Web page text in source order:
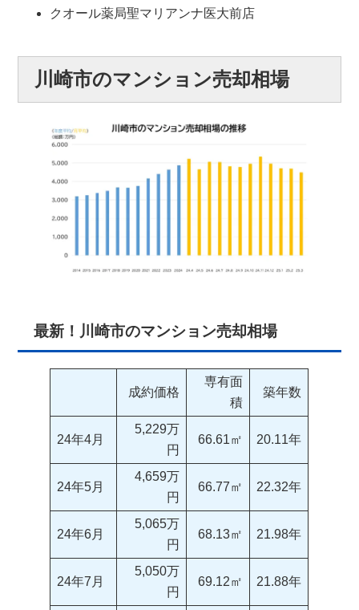
クオール薬局聖マリアンナ医大前店
川崎市のマンション売却相場
最新！川崎市のマンション売却相場
成約価格
専有面
積
築年数
24年4月
5,229万
円
66.61㎡ 20.11年
24年5月
4,659万
円
66.77㎡ 22.32年
24年6月
5,065万
円
68.13㎡ 21.98年
24年7月
5,050万
円
69.12㎡ 21.88年